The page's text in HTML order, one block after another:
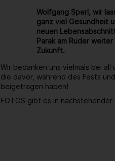
Wolfgang Sperl, wir
ganz viel Gesundheit
neuen
Parak am Ruder
Zukunft.
Wir bedanken uns vielmals bei
die davor, während des Fests
beigetragen haben!
FOTOS gibt es in